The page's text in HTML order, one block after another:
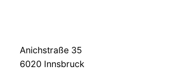
Anichstraße 35
6020 Innsbruck